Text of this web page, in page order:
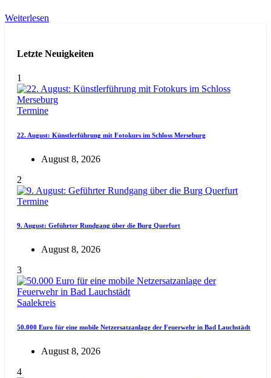
Weiterlesen
Letzte Neuigkeiten
1
Termine
22. August: Künstlerführung mit Fotokurs im Schloss Merseburg
August 8, 2026
2
Termine
9. August: Geführter Rundgang über die Burg Querfurt
August 8, 2026
3
Saalekreis
50.000 Euro für eine mobile Netzersatzanlage der Feuerwehr in Bad Lauchstädt
August 8, 2026
4